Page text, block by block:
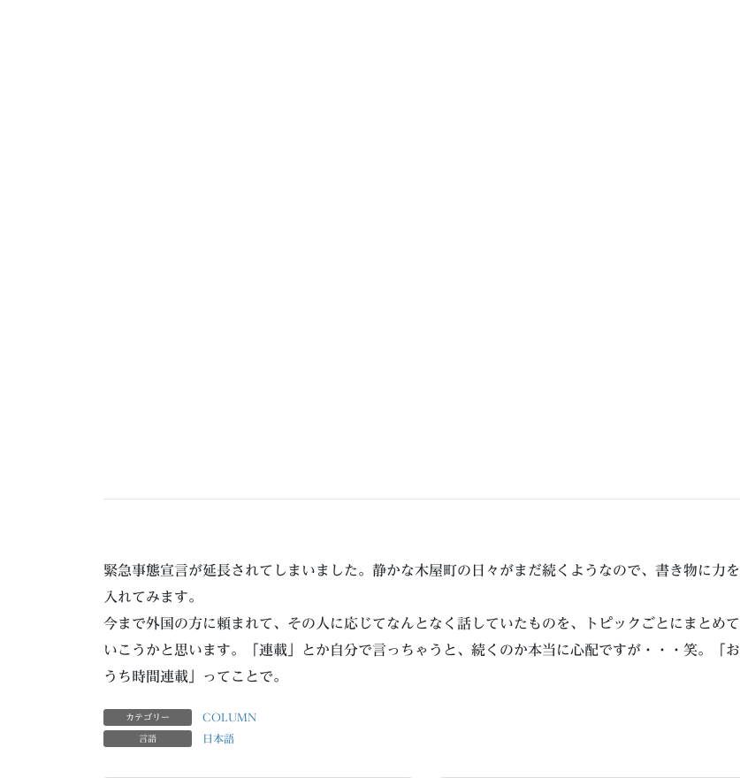
緊急事態宣言が延長されてしまいました。静かな木屋町の日々がまだ続くようなので、書き物に力を
入れてみます。
今まで外国の方に頼まれて、その人に応じてなんとなく話していたものを、トピックごとにまとめて
いこうかと思います。「連載」とか自分で言っちゃうと、続くのか本当に心配ですが・・・笑。「お
うち時間連載」ってことで。
カテゴリー COLUMN
言語 日本語